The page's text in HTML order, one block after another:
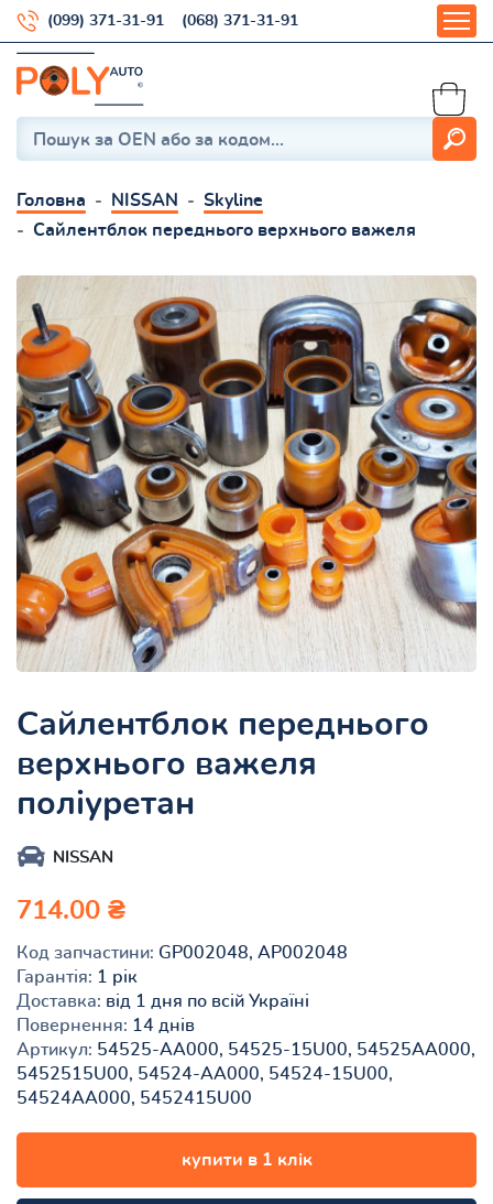
(099) 371-31-91 (068) 371-31-91
Головна NISSAN
Skyline
Сайлентблок переднього верхнього важеля
Сайлентблок переднього
верхнього важеля
поліуретан
NISSAN
714.00 ₴
Код запчастини: GP002048, AP002048
Гарантія: 1 рік
Доставка: від 1 дня по всій Україні
Повернення: 14 днів
Артикул: 54525-AA000, 54525-15U00, 54525AA000,
5452515U00, 54524-AA000, 54524-15U00,
54524AA000, 5452415U00
купити в 1 клік